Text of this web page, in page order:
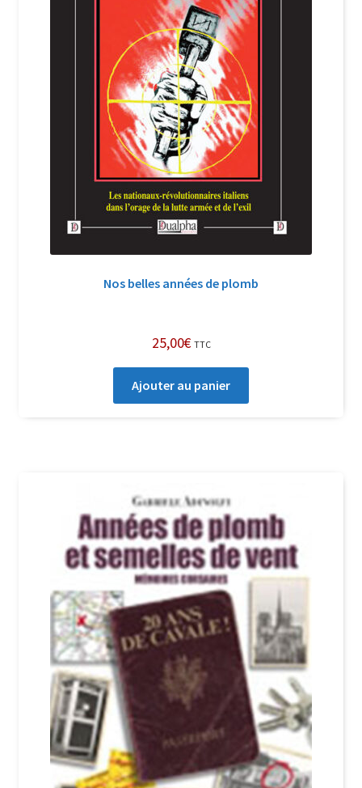
Politique de confidentialité et cookies
Qui sommes-nous ?
Soutien à Philippe Randa
Suivi de la Commande
Nos belles années de plomb
25,00€ TTC
Ajouter au panier